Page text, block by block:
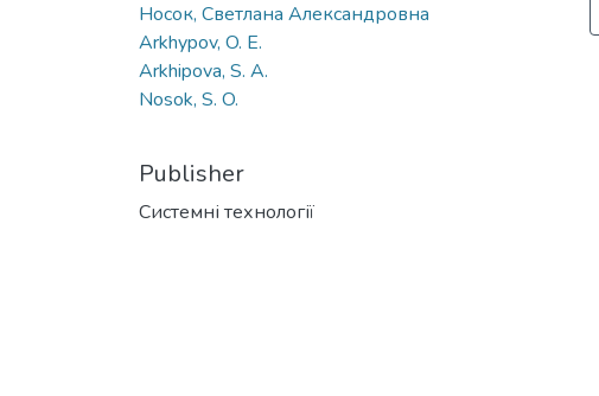
Носок, Светлана Александровна
Arkhypov, O. E.
Arkhipova, S. A.
Nosok, S. O.
Publisher
Системні технології